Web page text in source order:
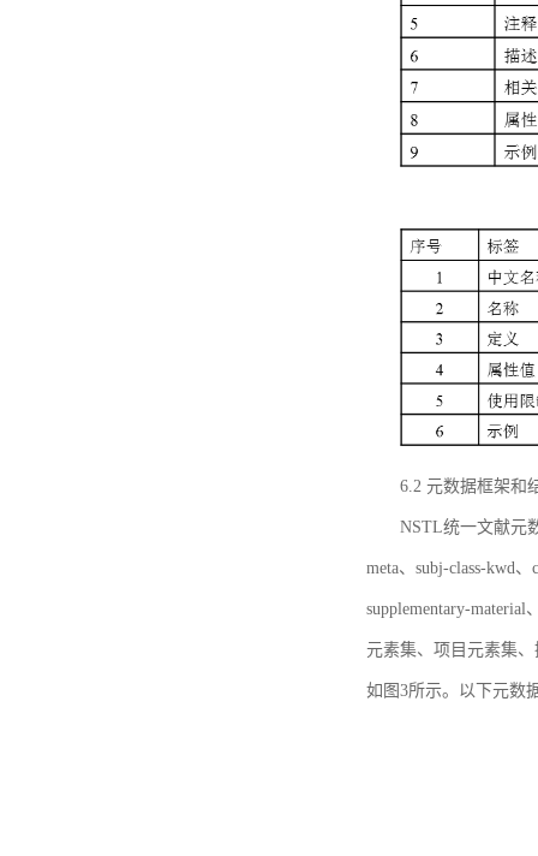
6.2 元数据框架和
NSTL统一文献元
meta、subj-class-kwd
supplementary-
元素集、项目元素集
如图3所示。以下元数